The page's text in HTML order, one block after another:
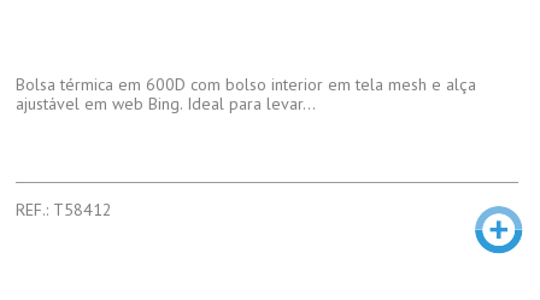
Bolsa térmica em 600D com bolso interior em tela mesh e alça
ajustável em web Bing. Ideal para levar...
REF.: T58412